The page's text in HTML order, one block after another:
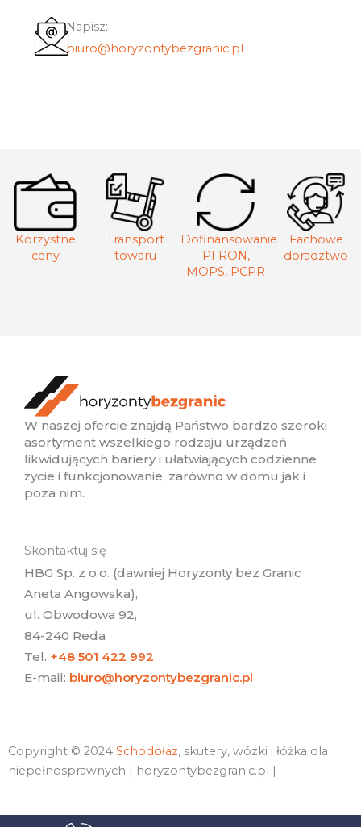
Napisz:
biuro@horyzontybezgranic.pl
Korzystne
ceny
Transport
towaru
Dofinansowanie
PFRON,
MOPS, PCPR
Fachowe
doradztwo
W naszej ofercie znajdą Państwo bardzo szeroki
asortyment wszelkiego rodzaju urządzeń
likwidujących bariery i ułatwiających codzienne
życie i funkcjonowanie, zarówno w domu jak i
poza nim.
Skontaktuj się
HBG Sp. z o.o. (dawniej Horyzonty bez Granic
Aneta Angowska),
ul. Obwodowa 92,
84-240 Reda
Tel. +48 501 422 992
E-mail: biuro@horyzontybezgranic.pl
Copyright © 2024 Schodołaz, skutery, wózki i łóżka dla
niepełnosprawnych | horyzontybezgranic.pl |